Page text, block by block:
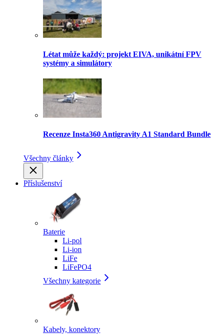
Létat může každý: projekt EIVA, unikátní FPV
systémy a simulátory
Recenze Insta360 Antigravity A1 Standard Bundle
Všechny články
Příslušenství
Baterie
Li-pol
Li-ion
LiFe
LiFePO4
Všechny kategorie
Kabely, konektory